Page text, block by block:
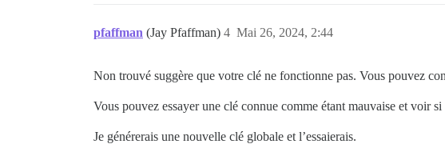
pfaffman (Jay Pfaffman) Mai 26, 2024, 2:44
4
Non trouvé suggère que votre clé ne fonctionne pas. Vous pouvez
Vous pouvez essayer une clé connue comme étant mauvaise et voir
Je générerais une nouvelle clé globale et l’essaierais.